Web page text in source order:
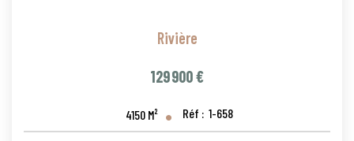
Rivière
129 900 €
4150 M² Réf : 1-658